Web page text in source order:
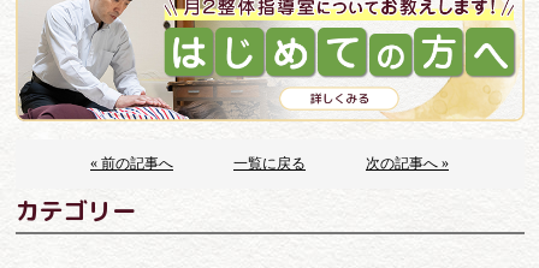
« 前の記事へ 一覧に戻る 次の記事へ »
カテゴリー